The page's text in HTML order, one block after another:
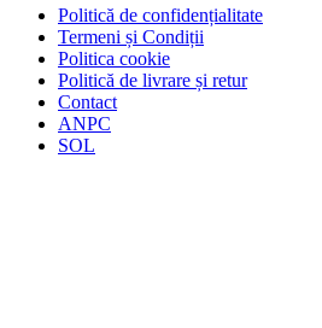
Politică de confidențialitate
Termeni și Condiții
Politica cookie
Politică de livrare și retur
Contact
ANPC
SOL